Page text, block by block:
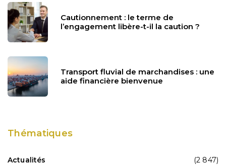
Cautionnement : le terme de
l’engagement libère-t-il la caution ?
Transport fluvial de marchandises : une
aide financière bienvenue
Thématiques
Actualités
(2 847)